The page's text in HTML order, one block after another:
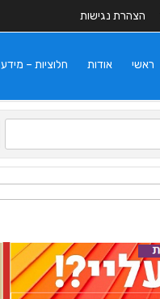
הצהרת נגישות
חלוציות – מידע אודות ראשי